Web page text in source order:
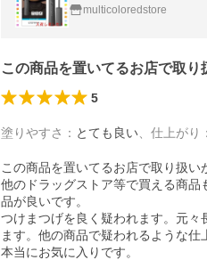
multicoloredstore
この商品を置いてるお店で取
5
塗りやすさ ： とても良い 仕上がり ：
この商品を置いてるお店で取り扱い
他のドラッグストア等で買える商
品が良いです。
つけまつげを良く疑われます。元
ます。他の商品で疑われるような仕
本当にお気に入りです。